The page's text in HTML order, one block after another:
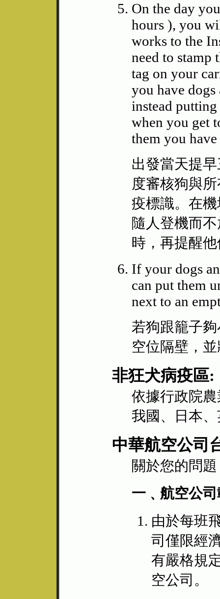
On the day
hours ), you
works to the
need to stamp
tag on your
you have
instead
when you get
them you
出發當天提
度審核狗與
疫標識。在
隨人登機而
時，再提醒
If your dogs
can put them
next to an
若狗跟籠子
空位隔壁，
非狂犬病疫區:
依據行政院
我國、日本
中華航空公司
關於您的問
一﹑航空公
由於每班
司僅限經
有嚴格規
空公司。